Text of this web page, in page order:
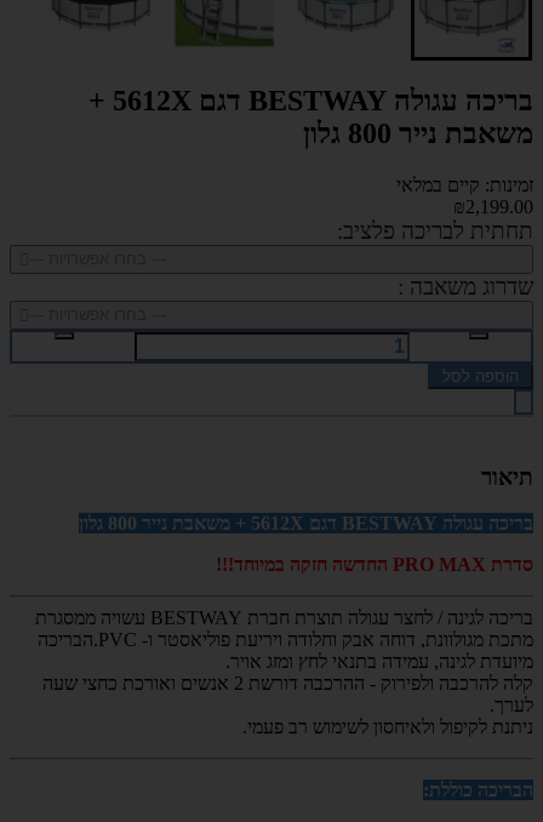
בריכה עגולה BESTWAY דגם 5612X +
משאבת נייר 800 גלון
זמינות: קיים במלאי
₪2,199.00
תחתית לבריכה פלציב:
שדרוג משאבה :
הוספה לסל
תיאור
בריכה עגולה BESTWAY דגם 5612X + משאבת נייר 800 גלון
סדרת PRO MAX החדשה חזקה במיוחד!!!
בריכה לגינה / לחצר עגולה תוצרת חברת BESTWAY עשויה ממסגרת
מתכת מגולוונת, דוחה אבק וחלודה ויריעת פוליאסטר ו- PVC.הבריכה
מיועדת לגינה, עמידה בתנאי לחץ ומזג אויר.
קלה להרכבה ולפירוק - ההרכבה דורשת 2 אנשים ואורכת כחצי שעה
לערך.
ניתנת לקיפול ולאיחסון לשימוש רב פעמי.
הבריכה כוללת: